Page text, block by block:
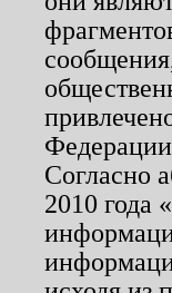
Согласно
2010 года